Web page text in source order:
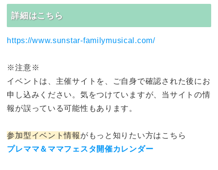
詳細はこちら
https://www.sunstar-familymusical.com/
※注意※
イベントは、主催サイトを、ご自身で確認された後にお
申し込みください。気をつけていますが、当サイトの情
報が誤っている可能性もあります。
参加型イベント情報 がもっと知りたい方はこちら
プレママ＆ママフェスタ開催カレンダー